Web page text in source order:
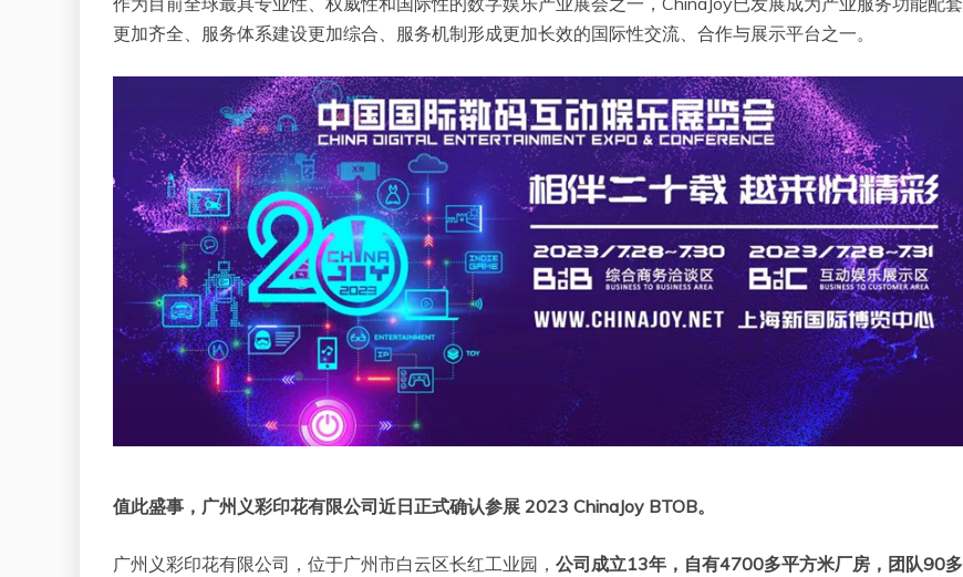
更加齐全、服务体系建设更加综合、服务机制形成更加长效的国际性交流、合作与展示平台之一。
值此盛事，广州义彩印花有限公司近日正式确认参展 2023 ChinaJoy BTOB。
广州义彩印花有限公司，位于广州市白云区长红工业园， 公司成立13年，自有4700多平方米厂房，团队90多